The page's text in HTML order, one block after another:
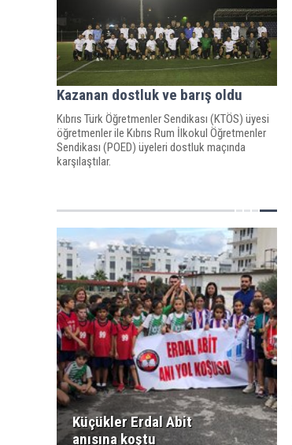
Kazanan dostluk ve barış oldu
Kıbrıs Türk Öğretmenler Sendikası (KTÖS) üyesi
öğretmenler ile Kıbrıs Rum İlkokul Öğretmenler
Sendikası (POED) üyeleri dostluk maçında
karşılaştılar.
Küçükler Erdal Abit
anısına koştu